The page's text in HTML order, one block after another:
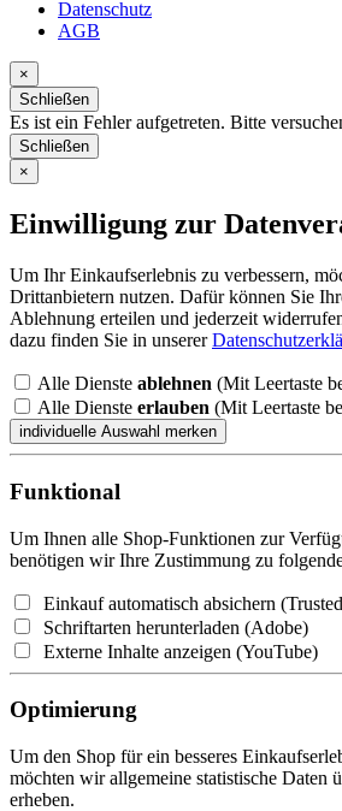
Datenschutz
AGB
×
Schließen
Es ist ein Fehler aufgetreten. Bitte
Schließen
×
Einwilligung zur
Um Ihr Einkaufserlebnis zu verbessern,
Drittanbietern nutzen. Dafür können Sie
Ablehnung erteilen und jederzeit
dazu finden Sie in unserer
Alle Dienste ablehnen (Mit Leertaste
Alle Dienste erlauben (Mit Leertaste
Funktional
Um Ihnen alle Shop-Funktionen zur
benötigen wir Ihre Zustimmung zu
Einkauf automatisch absichern
Schriftarten herunterladen (Adobe)
Externe Inhalte anzeigen (YouTube)
Optimierung
Um den Shop für ein besseres
möchten wir allgemeine statistische Daten
erheben.